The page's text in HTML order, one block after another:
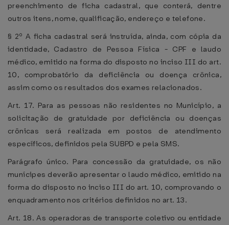
preenchimento de ficha cadastral, que conterá, dentre
outros itens, nome, qualificação, endereço e telefone.
§ 2º A ficha cadastral será instruída, ainda, com cópia da
identidade, Cadastro de Pessoa Física - CPF e laudo
médico, emitido na forma do disposto no inciso III do art.
10, comprobatório da deficiência ou doença crônica,
assim como os resultados dos exames relacionados.
Art. 17. Para as pessoas não residentes no Município, a
solicitação de gratuidade por deficiência ou doenças
crônicas será realizada em postos de atendimento
específicos, definidos pela SUBPD e pela SMS.
Parágrafo único. Para concessão da gratuidade, os não
munícipes deverão apresentar o laudo médico, emitido na
forma do disposto no inciso III do art. 10, comprovando o
enquadramento nos critérios definidos no art. 13.
Art. 18. As operadoras de transporte coletivo ou entidade